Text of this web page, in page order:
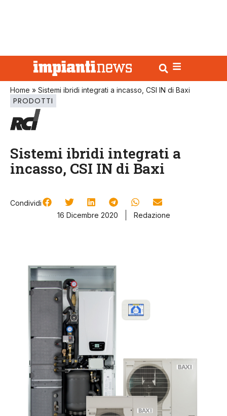
Home » Sistemi ibridi integrati a incasso, CSI IN di Baxi
PRODOTTI
Sistemi ibridi integrati a
incasso, CSI IN di Baxi
Condividi
16 Dicembre 2020
Redazione